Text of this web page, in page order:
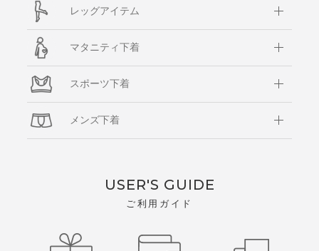
レッグアイテム
マタニティ下着
スポーツ下着
メンズ下着
USER'S GUIDE
ご利用ガイド